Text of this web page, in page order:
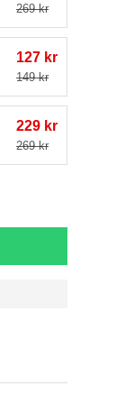
269 kr
127 kr
149 kr
229 kr
269 kr